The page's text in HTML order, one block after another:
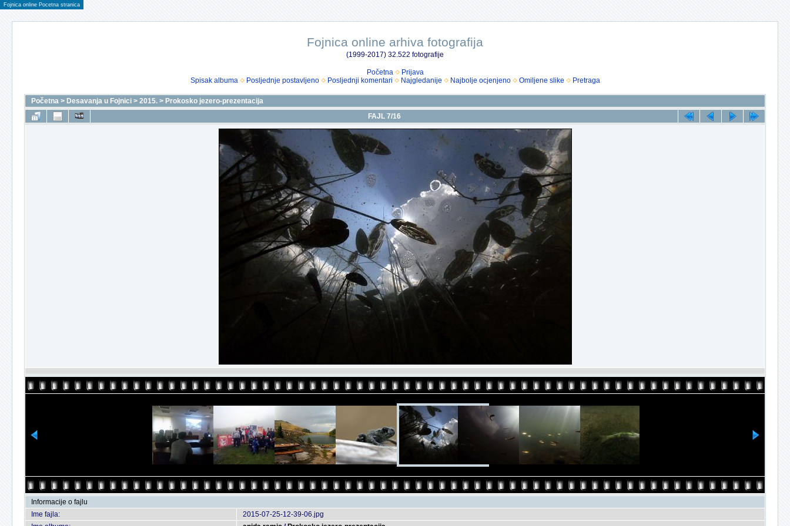
Fojnica online Pocetna stranica
Fojnica online arhiva fotografija
(1999-2017) 32.522 fotografije
Početna
Prijava
Spisak albuma
Posljednje postavljeno Posljednji komentari Najgledanije Najbolje ocjenjeno Omiljene slike Pretraga
Početna > Desavanja u Fojnici > 2015. > Prokosko jezero-prezentacija
FAJL 7/16
Informacije o fajlu
Ime fajla:
2015-07-25-12-39-06.jpg